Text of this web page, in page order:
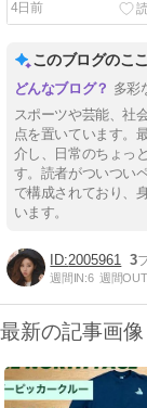
橋遥人は計算してい
4日前
このブログのこ
多彩
スポーツや芸能、社
点を置いています。
介し、日常のちょっ
す。読者がついつい
で構成されており、
います。
2005961 3
週間IN:6 週間OUT:
最新の記事画像